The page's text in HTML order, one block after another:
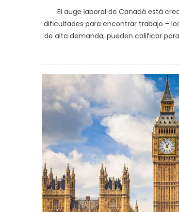
El auge laboral de Canadá está
dificultades para encontrar trabajo –
de alta demanda, pueden calificar